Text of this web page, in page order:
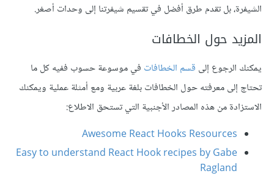
الشيفرة، بل تقدم طرق أفضل في تقسيم شيفرتنا إلى وحدات أصغر.
المزيد حول الخطافات
يمكنك الرجوع إلى قسم الخطافات في موسوعة حسوب ففيه كل ما
تحتاج إلى معرفته حول الخطافات بلغة عربية ومع أمثلة عملية ويمكنك
الاستزادة من هذه المصادر الأجنبية التي تستحق الاطلاع:
Awesome React Hooks Resources
Easy to understand React Hook recipes by Gabe
Ragland